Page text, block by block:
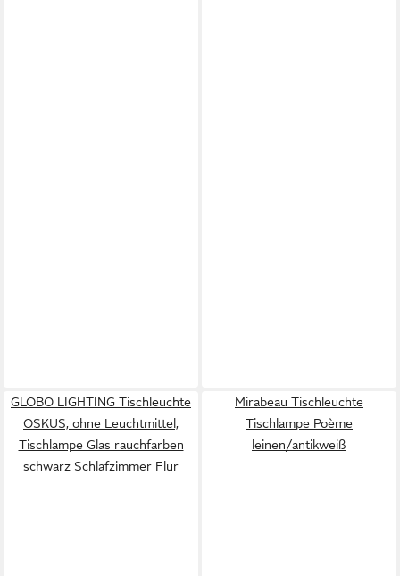
GLOBO LIGHTING Tischleuchte
OSKUS, ohne Leuchtmittel,
Tischlampe Glas rauchfarben
schwarz Schlafzimmer Flur
Mirabeau Tischleuchte
Tischlampe Poème
leinen/antikweiß